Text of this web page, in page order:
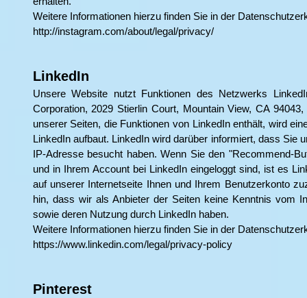
Weitere Informationen hierzu finden Sie in der
http://instagram.com/about/legal/privacy/
LinkedIn
Unsere Website nutzt Funktionen des Netzwerks
Corporation, 2029 Stierlin Court, Mountain View, CA
unserer Seiten, die Funktionen von LinkedIn enthält, wird
LinkedIn aufbaut. LinkedIn wird darüber informiert, dass Sie
IP-Adresse besucht haben. Wenn Sie den "Recommend-
und in Ihrem Account bei LinkedIn eingeloggt sind, ist es
auf unserer Internetseite Ihnen und Ihrem Benutzerkonto
hin, dass wir als Anbieter der Seiten keine Kenntnis vom
sowie deren Nutzung durch LinkedIn haben.
Weitere Informationen hierzu finden Sie in der
https://www.linkedin.com/legal/privacy-policy
Pinterest